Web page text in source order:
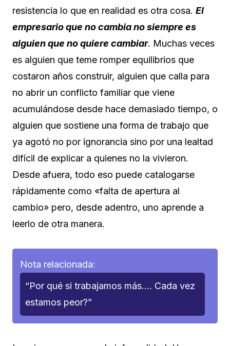
resistencia lo que en realidad es otra cosa. El
empresario que no cambia no siempre es
alguien que no quiere cambiar. Muchas veces
es alguien que teme romper equilibrios que
costaron años construir, alguien que calla para
no abrir un conflicto familiar que viene
acumulándose desde hace demasiado tiempo, o
alguien que sostiene una forma de trabajo que
ya agotó no por ignorancia sino por una lealtad
difícil de explicar a quienes no la vivieron.
Desde afuera, todo eso puede catalogarse
rápidamente como «falta de apertura al
cambio» pero, desde adentro, uno aprende a
leerlo de otra manera.
Nota relacionada:
“Por qué si trabajamos más…. Cada vez
estamos peor?”